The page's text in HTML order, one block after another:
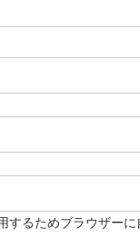
するためブラウザー